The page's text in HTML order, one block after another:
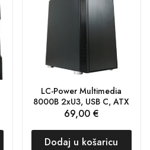
LC-Power Multimedia
8000B 2xU3, USB C, ATX
69,00 €
Dodaj u košaricu